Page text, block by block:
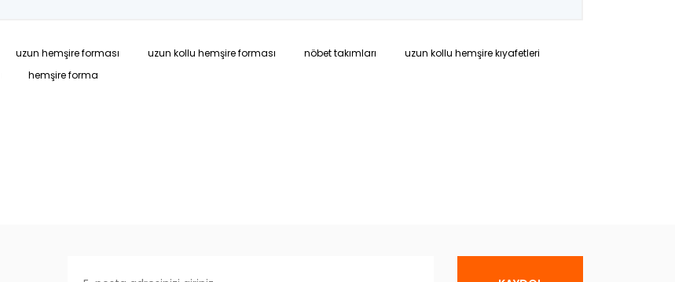
uzun hemşire forması uzun kollu hemşire forması nöbet takımları
uzun kollu hemşire kıyafetleri
hemşire forma